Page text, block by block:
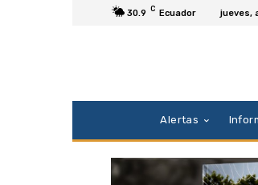
30.9 C Ecuador jueves,
Alertas